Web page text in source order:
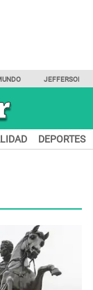
JEFFERSON
DEPORTES